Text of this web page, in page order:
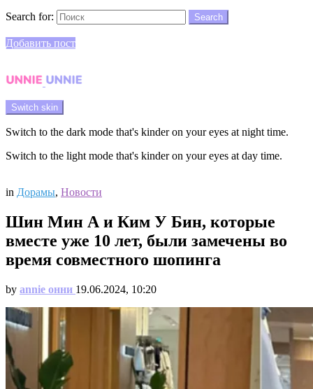
Search for:
Search
Добавить пост
Switch skin
Switch to the dark mode that's kinder on your eyes at night time.
Switch to the light mode that's kinder on your eyes at day time.
in Дорамы, Новости
Шин Мин А и Ким У Бин, которые
вместе уже 10 лет, были замечены во
время совместного шопинга
by annie онни 19.06.2024, 10:20